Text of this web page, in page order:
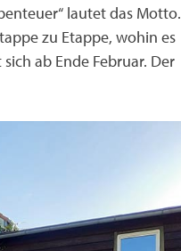
lautet das Motto.
zu Etappe, wohin es
ab Ende Februar. Der